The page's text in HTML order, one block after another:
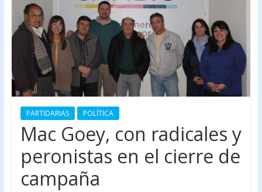
PARTIDARIAS POLÍTICA
Mac Goey, con radicales y
peronistas en el cierre de
campaña